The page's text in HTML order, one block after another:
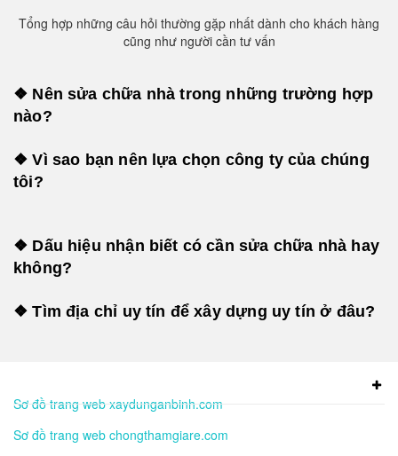
Tổng hợp những câu hỏi thường gặp nhất dành cho khách hàng
cũng như người cần tư vấn
❖ Nên sửa chữa nhà trong những trường hợp
nào?
❖ Vì sao bạn nên lựa chọn công ty của chúng
tôi?
❖ Dấu hiệu nhận biết có cần sửa chữa nhà hay
không?
❖ Tìm địa chỉ uy tín để xây dựng uy tín ở đâu?
Sơ đồ trang web xaydunganbinh.com
Sơ đồ trang web chongthamgiare.com